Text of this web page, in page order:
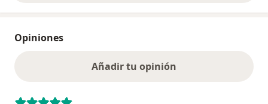
Opiniones
Añadir tu opinión